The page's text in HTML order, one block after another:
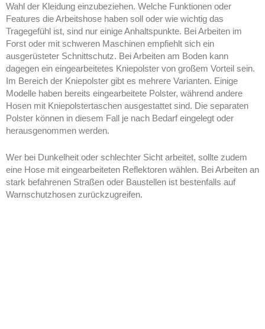
Wahl der Kleidung einzubeziehen. Welche Funktionen oder
Features die Arbeitshose haben soll oder wie wichtig das
Tragegefühl ist, sind nur einige Anhaltspunkte. Bei Arbeiten im
Forst oder mit schweren Maschinen empfiehlt sich ein
ausgerüsteter Schnittschutz. Bei Arbeiten am Boden kann
dagegen ein eingearbeitetes Kniepolster von großem Vorteil sein.
Im Bereich der Kniepolster gibt es mehrere Varianten. Einige
Modelle haben bereits eingearbeitete Polster, während andere
Hosen mit Kniepolstertaschen ausgestattet sind. Die separaten
Polster können in diesem Fall je nach Bedarf eingelegt oder
herausgenommen werden.
Wer bei Dunkelheit oder schlechter Sicht arbeitet, sollte zudem
eine Hose mit eingearbeiteten Reflektoren wählen. Bei Arbeiten an
stark befahrenen Straßen oder Baustellen ist bestenfalls auf
Warnschutzhosen zurückzugreifen.